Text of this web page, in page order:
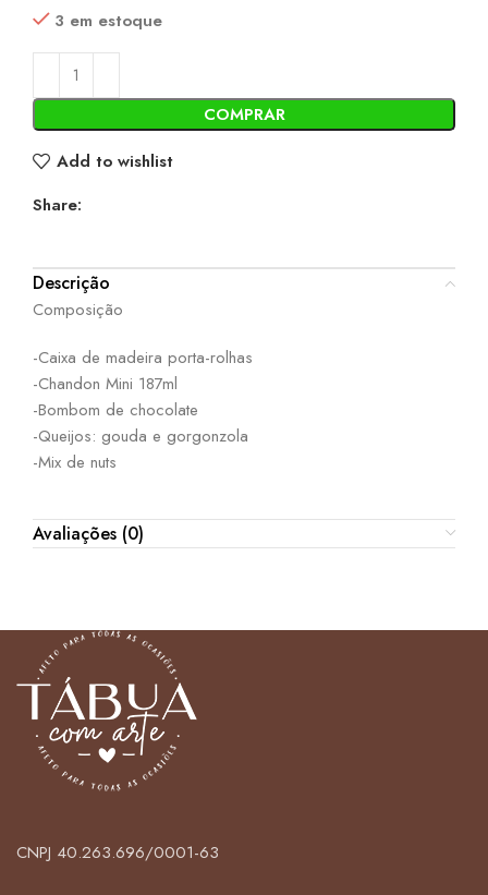
3 em estoque
COMPRAR
Add to wishlist
Share:
Descrição
Composição
-Caixa de madeira porta-rolhas
-Chandon Mini 187ml
-Bombom de chocolate
-Queijos: gouda e gorgonzola
-Mix de nuts
Avaliações (0)
CNPJ 40.263.696/0001-63